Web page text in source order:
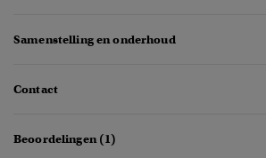
Samenstelling en onderhoud
Contact
Beoordelingen (1)